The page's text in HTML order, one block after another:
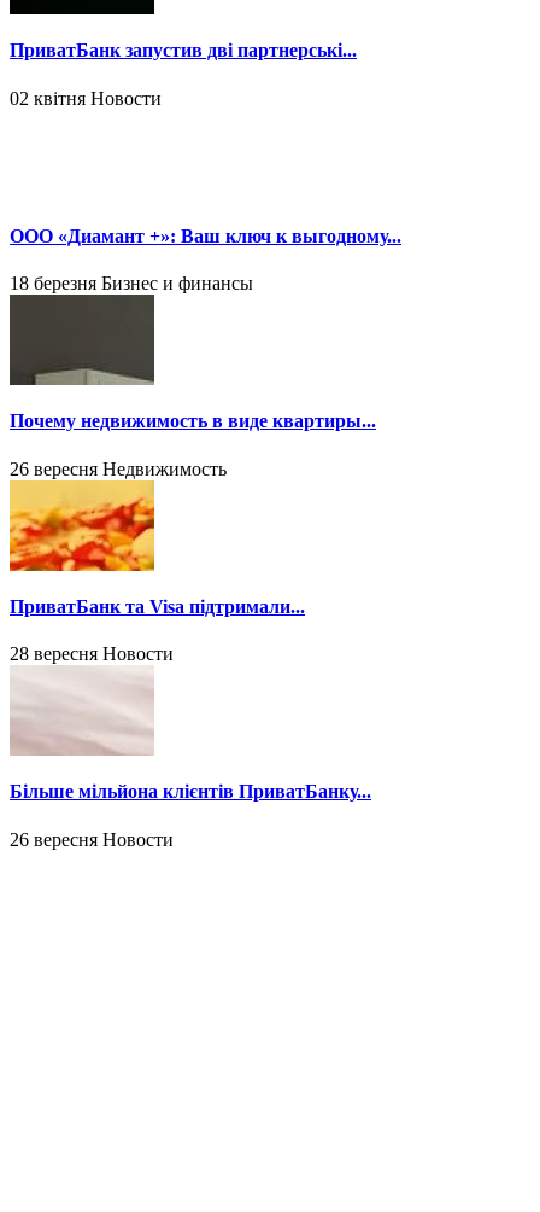
ПриватБанк запустив дві партнерські...
02 квітня Новости
ООО «Диамант +»: Ваш ключ к выгодному...
18 березня Бизнес и финансы
Почему недвижимость в виде квартиры...
26 вересня Недвижимость
ПриватБанк та Visa підтримали...
28 вересня Новости
Більше мільйона клієнтів ПриватБанку...
26 вересня Новости